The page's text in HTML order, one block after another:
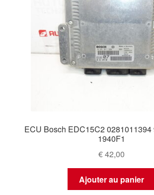
ECU Bosch EDC15C2 0281011394
1940F1
€42,00
Ajouter au panier